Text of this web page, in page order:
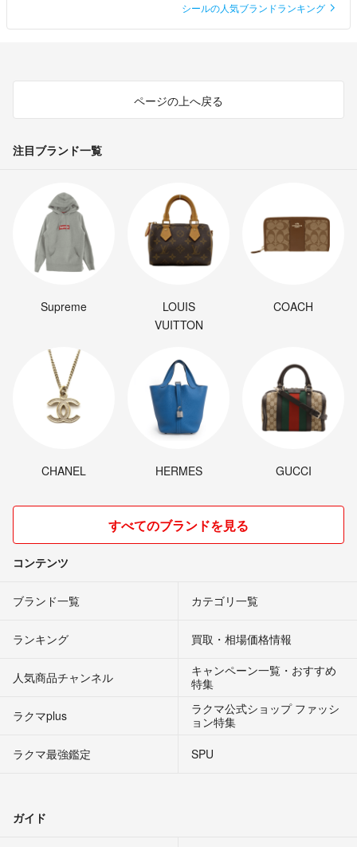
シールの人気ブランドランキング
ページの上へ戻る
注目ブランド一覧
Supreme
LOUIS
VUITTON
COACH
CHANEL HERMES GUCCI
すべてのブランドを見る
コンテンツ
ブランド一覧 カテゴリ一覧
ランキング 買取・相場価格情報
人気商品チャンネル
キャンペーン一覧・おすすめ
特集
ラクマplus
ラクマ公式ショップ ファッシ
ョン特集
ラクマ最強鑑定
SPU
ガイド